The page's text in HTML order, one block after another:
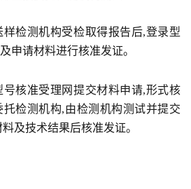
检测机构受检取得报告后,登录型
申请材料进行核准发证。
核准受理网提交材料申请,形式核
检测机构,由检测机构测试并提交
及技术结果后核准发证。